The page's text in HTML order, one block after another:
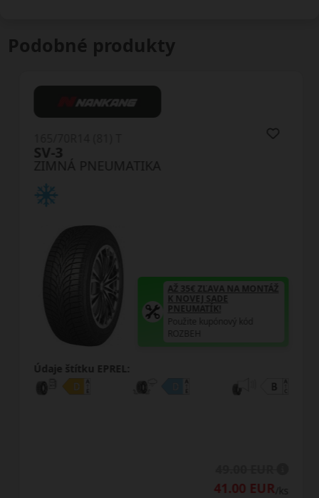
Podobné produkty
ZIMNÁ PNEUMATIKA
SV-3
AŽ 35€ ZĽAVA NA MONTÁŽ
K NOVEJ SADE
PNEUMATÍK!
Použite kupónový kód
ROZBEH
Údaje štítku EPREL:
41.00 EUR/ks